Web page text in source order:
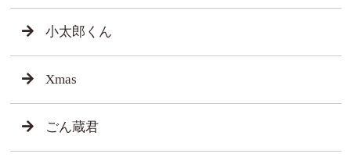
小太郎くん
Xmas
ごん蔵君